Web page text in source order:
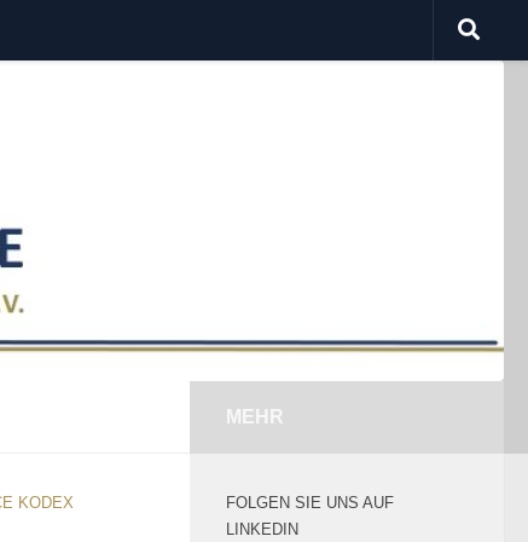
KODEX
MEHR
FOLGEN SIE UNS AUF
LINKEDIN